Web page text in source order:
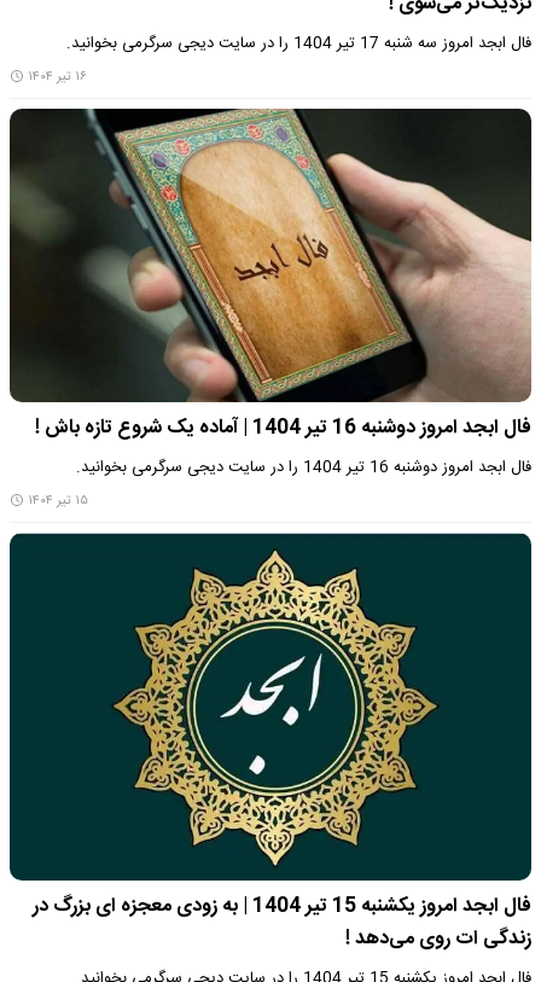
فال ابجد امروز سه شنبه 17 تیر 1404 را در سایت دیجی سرگرمی بخوانید.
۱۶ تیر ۱۴۰۴
فال ابجد امروز دوشنبه 16 تیر 1404 | آماده یک شروع تازه باش !
فال ابجد امروز دوشنبه 16 تیر 1404 را در سایت دیجی سرگرمی بخوانید.
۱۵ تیر ۱۴۰۴
فال ابجد امروز یکشنبه 15 تیر 1404 | به زودی معجزه ای بزرگ در
زندگی ات روی می‌دهد !